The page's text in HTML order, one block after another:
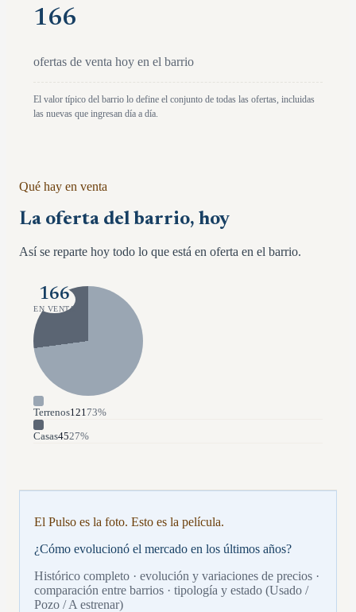
166
ofertas de venta hoy en el barrio
El valor típico del barrio lo define el conjunto de todas las ofertas, incluidas
las nuevas que ingresan día a día.
Qué hay en venta
La oferta del barrio, hoy
Así se reparte hoy todo lo que está en oferta en el barrio.
166
EN VENTA
Terrenos121 73%
Casas4527%
El Pulso es la foto. Esto es la película.
¿Cómo evolucionó el mercado en los últimos años?
Histórico completo · evolución y variaciones de precios ·
comparación entre barrios · tipología y estado (Usado /
Pozo / A estrenar)